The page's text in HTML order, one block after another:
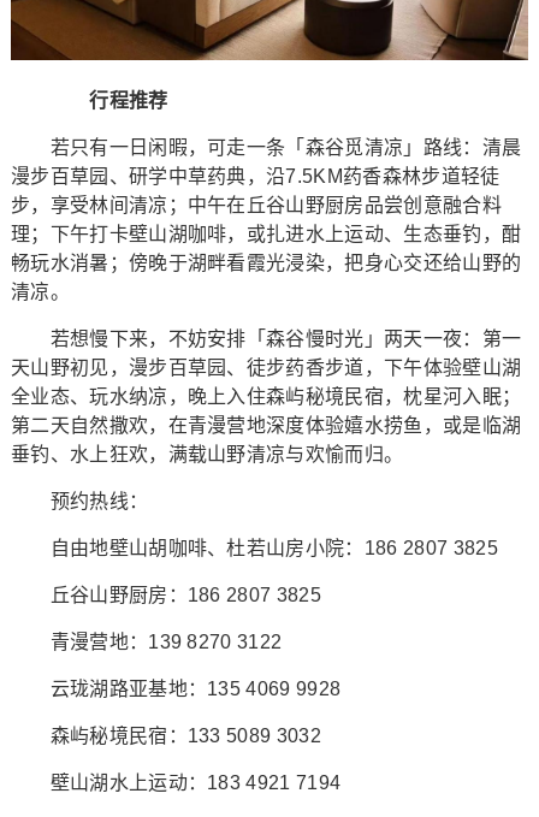
行程推荐
若只有一日闲暇，可走一条「森谷觅清凉」路线：清晨
漫步百草园、研学中草药典，沿7.5KM药香森林步道轻徒
步，享受林间清凉；中午在丘谷山野厨房品尝创意融合料
理；下午打卡壁山湖咖啡，或扎进水上运动、生态垂钓，酣
畅玩水消暑；傍晚于湖畔看霞光浸染，把身心交还给山野的
清凉。
若想慢下来，不妨安排「森谷慢时光」两天一夜：第一
天山野初见，漫步百草园、徒步药香步道，下午体验壁山湖
全业态、玩水纳凉，晚上入住森屿秘境民宿，枕星河入眠；
第二天自然撒欢，在青漫营地深度体验嬉水捞鱼，或是临湖
垂钓、水上狂欢，满载山野清凉与欢愉而归。
预约热线：
自由地壁山胡咖啡、杜若山房小院：186 2807 3825
丘谷山野厨房：186 2807 3825
青漫营地：139 8270 3122
云珑湖路亚基地：135 4069 9928
森屿秘境民宿：133 5089 3032
壁山湖水上运动：183 4921 7194